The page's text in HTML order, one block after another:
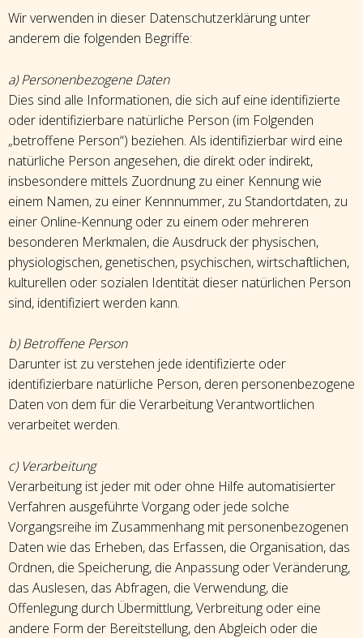
Wir verwenden in dieser Datenschutzerklärung unter
anderem die folgenden Begriffe:
a) Personenbezogene Daten
Dies sind alle Informationen, die sich auf eine identifizierte
oder identifizierbare natürliche Person (im Folgenden
„betroffene Person“) beziehen. Als identifizierbar wird eine
natürliche Person angesehen, die direkt oder indirekt,
insbesondere mittels Zuordnung zu einer Kennung wie
einem Namen, zu einer Kennnummer, zu Standortdaten, zu
einer Online-Kennung oder zu einem oder mehreren
besonderen Merkmalen, die Ausdruck der physischen,
physiologischen, genetischen, psychischen, wirtschaftlichen,
kulturellen oder sozialen Identität dieser natürlichen Person
sind, identifiziert werden kann.
b) Betroffene Person
Darunter ist zu verstehen jede identifizierte oder
identifizierbare natürliche Person, deren personenbezogene
Daten von dem für die Verarbeitung Verantwortlichen
verarbeitet werden.
c) Verarbeitung
Verarbeitung ist jeder mit oder ohne Hilfe automatisierter
Verfahren ausgeführte Vorgang oder jede solche
Vorgangsreihe im Zusammenhang mit personenbezogenen
Daten wie das Erheben, das Erfassen, die Organisation, das
Ordnen, die Speicherung, die Anpassung oder Veränderung,
das Auslesen, das Abfragen, die Verwendung, die
Offenlegung durch Übermittlung, Verbreitung oder eine
andere Form der Bereitstellung, den Abgleich oder die